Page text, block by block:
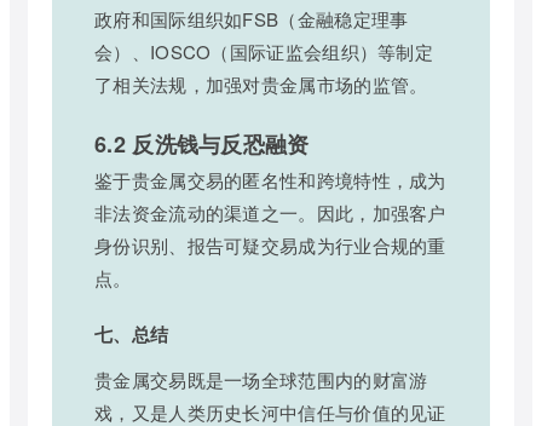
政府和国际组织如FSB（金融稳定理事
会）、IOSCO（国际证监会组织）等制定
了相关法规，加强对贵金属市场的监管。
6.2 反洗钱与反恐融资
鉴于贵金属交易的匿名性和跨境特性，成为
非法资金流动的渠道之一。因此，加强客户
身份识别、报告可疑交易成为行业合规的重
点。
七、总结
贵金属交易既是一场全球范围内的财富游
戏，又是人类历史长河中信任与价值的见证